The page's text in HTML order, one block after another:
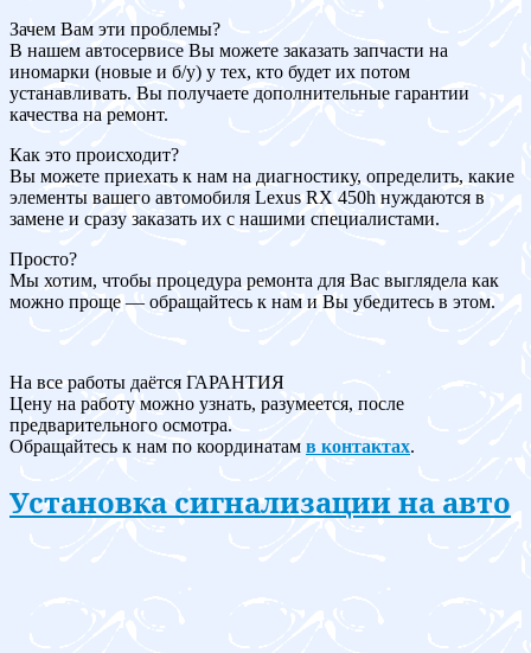
Зачем Вам эти проблемы?
В нашем автосервисе Вы можете заказать запчасти на
иномарки (новые и б/у) у тех, кто будет их потом
устанавливать. Вы получаете дополнительные гарантии
качества на ремонт.
Как это происходит?
Вы можете приехать к нам на диагностику, определить, какие
элементы вашего автомобиля Lexus RX 450h нуждаются в
замене и сразу заказать их с нашими специалистами.
Просто?
Мы хотим, чтобы процедура ремонта для Вас выглядела как
можно проще — обращайтесь к нам и Вы убедитесь в этом.
На все работы даётся ГАРАНТИЯ
Цену на работу можно узнать, разумеется, после
предварительного осмотра.
Обращайтесь к нам по координатам в контактах.
Установка сигнализации на авто